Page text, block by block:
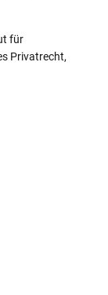
für
Privatrecht,